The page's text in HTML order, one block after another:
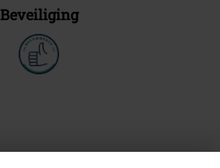
Beveiliging